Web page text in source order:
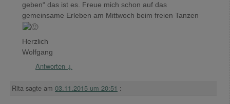
geben“ das ist es. Freue mich schon auf das
gemeinsame Erleben am Mittwoch beim freien Tanzen
Herzlich
Wolfgang
Antworten ↓
Rita sagte am 03.11.2015 um 20:51 :